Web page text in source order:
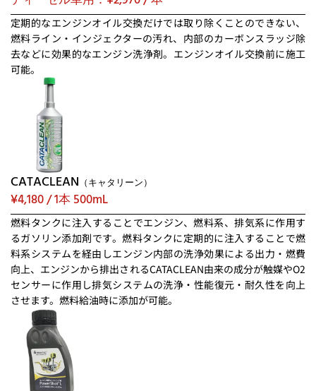
定期的なエンジンオイル交換だけでは取り除くことのできない、
燃料ライン・インジェクターの汚れ、内部のカーボンスラッジ除
去などに効果的なエンジン洗浄剤。エンジンオイル交換前に施工
可能。
CATACLEAN （キャタリーン）
¥4,180 / 1本 500mL
燃料タンクに注入することでエンジン、燃料系、排気系に作用す
るガソリン添加剤です。燃料タンクに定期的に注入することで燃
料系システムを経由しエンジン内部の洗浄効果による出力・燃費
向上、エンジンから排出されるCATACLEAN由来の成分が触媒やO2
センサーに作用し排気システムの洗浄・性能復元・耐久性を向上
させます。燃料給油時に添加が可能。